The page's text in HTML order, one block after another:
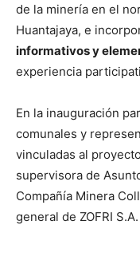
de la minería en el
Huantajaya, e
informativos y
experiencia
En la inauguración
comunales y
vinculadas al
supervisora de
Compañía Minera
general de ZOFRI S.A.